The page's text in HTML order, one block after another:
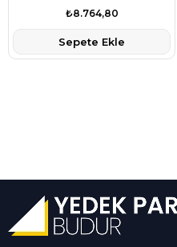
Ferodo Marka 1K0615301AA
₺8.764,80
Sepete Ekle